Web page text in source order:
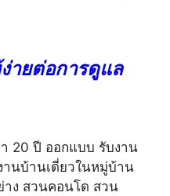
ายต่อการดูแล
20 ปี ออกแบบ รับงาน
นบ้านเดี่ยวในหมู่บ้าน
ง สวนคอนโด สวน